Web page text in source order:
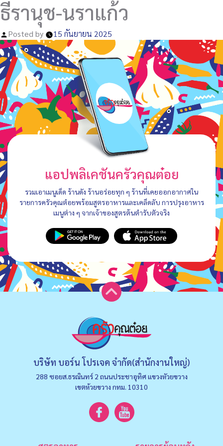
ธีรานุช-นราแก้ว
Posted by 15 กันยายน 2025
แอปพลิเคชันครัวคุณต๋อย
รวมเอาเมนูเด็ด ร้านดัง ร้านอร่อยทุก ๆ ร้านที่เคยออกอากาศใน
รายการครัวคุณต๋อยพร้อมสูตรอาหารและเคล็ดลับ การปรุงอาหาร
เมนูต่าง ๆ จากเจ้าของสูตรต้นตำรับตัวจริง
บริษัท บอร์น โปรเจค จำกัด(สำนักงานใหญ่)
288 ซอยส.ธรณินทร์ 2 ถนนประชาอุทิศ แขวงหัวยขวาง
เขตห้วยขวาง กทม. 10310